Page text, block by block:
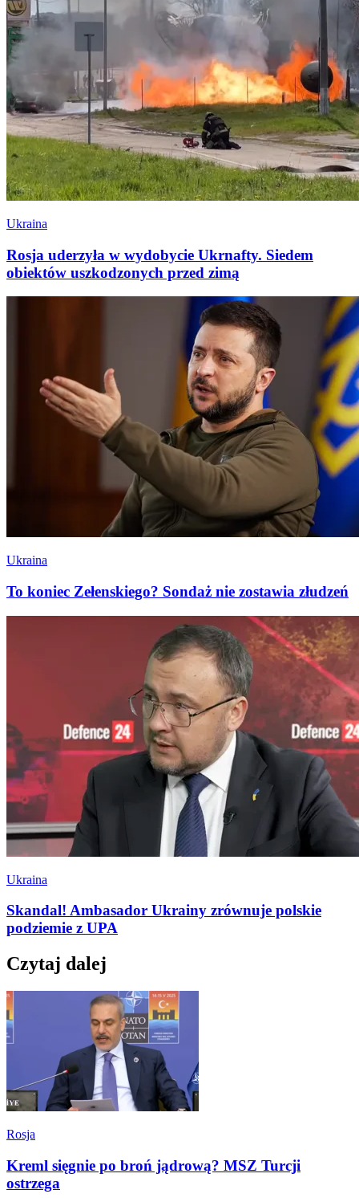
Ukraina
Rosja uderzyła w wydobycie Ukrnafty. Siedem
obiektów uszkodzonych przed zimą
Ukraina
To koniec Zełenskiego? Sondaż nie zostawia złudzeń
Ukraina
Skandal! Ambasador Ukrainy zrównuje polskie
podziemie z UPA
Czytaj dalej
Rosja
Kreml sięgnie po broń jądrową? MSZ Turcji
ostrzega